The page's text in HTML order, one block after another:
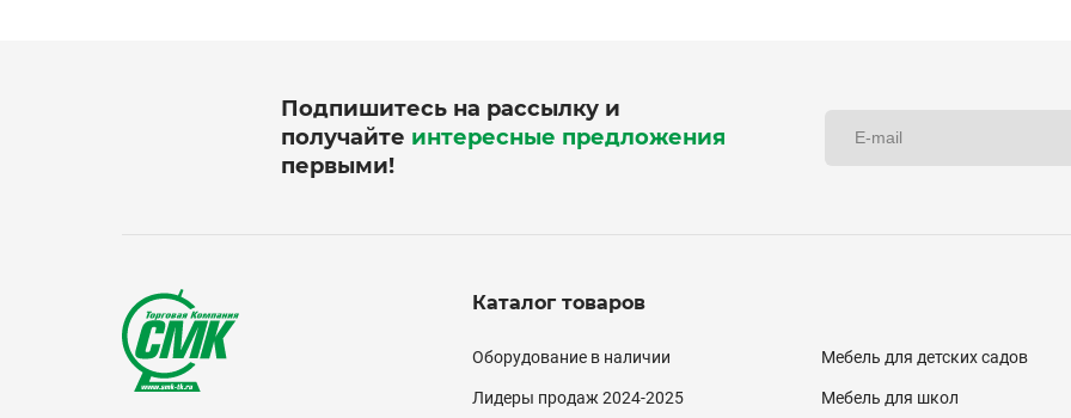
Подпишитесь на рассылку и
получайте интересные предложения
первыми!
Каталог товаров
Каталог
(подвал)
Оборудование в наличии
Лидеры продаж 2024-2025
Мебель для детских садов
Мебель для школ